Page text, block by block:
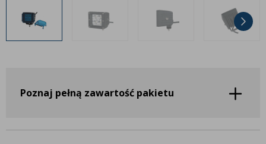
+48 81 884 70 94
info@agraled.pl
Poznaj pełną zawartość pakietu